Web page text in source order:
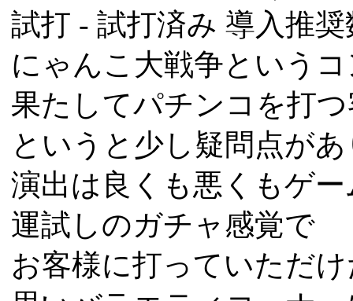
試打 - 試打済み 導入推
にゃんこ大戦争という
果たしてパチンコを打
というと少し疑問点が
演出は良くも悪くもゲ
運試しのガチャ感覚で
お客様に打っていただ